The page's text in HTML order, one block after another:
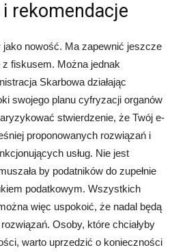
rekomendacje
jako nowość. Ma zapewnić jeszcze
fiskusem. Można jednak
Skarbowa działając
swojego planu cyfryzacji organów
stwierdzenie, że Twój e-
proponowanych rozwiązań i
usług. Nie jest
by podatników do zupełnie
podatkowym. Wszystkich
więc uspokoić, że nadal będą
Osoby, które chciałyby
warto uprzedzić o konieczności